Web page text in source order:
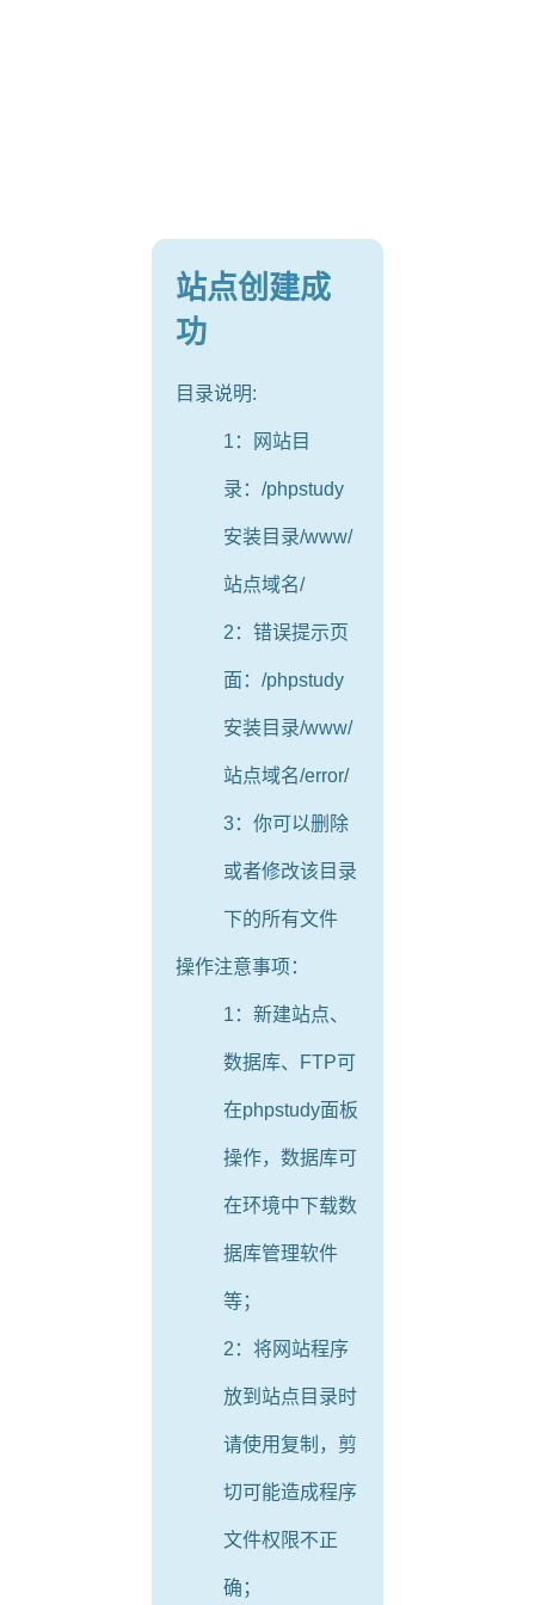
站点创建成
功
目录说明:
1：网站目
录：/phpstudy
安装目录/www/
站点域名/
2：错误提示页
面：/phpstudy
安装目录/www/
站点域名/error/
3：你可以删除
或者修改该目录
下的所有文件
操作注意事项：
1：新建站点、
数据库、FTP可
在phpstudy面板
操作，数据库可
在环境中下载数
据库管理软件
等；
2：将网站程序
放到站点目录时
请使用复制，剪
切可能造成程序
文件权限不正
确；